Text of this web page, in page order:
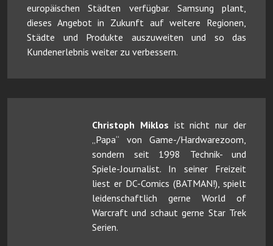
europäischen Städten verfügbar. Samsung plant,
dieses Angebot in Zukunft auf weitere Regionen,
Städte und Produkte auszuweiten und so das
Kundenerlebnis weiter zu verbessern.
Christoph Miklos ist nicht nur der
„Papa“ von Game-/Hardwarezoom,
sondern seit 1998 Technik- und
Spiele-Journalist. In seiner Freizeit
liest er DC-Comics (BATMAN!), spielt
leidenschaftlich gerne World of
Warcraft und schaut gerne Star Trek
Serien.